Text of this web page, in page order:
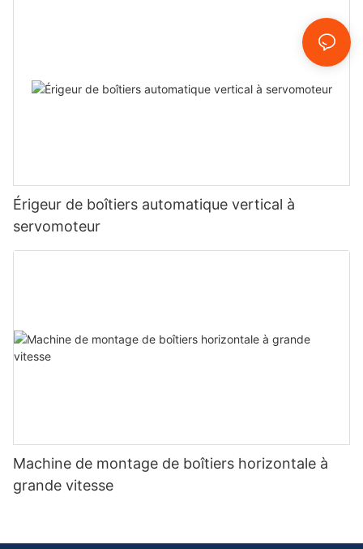
Érigeur de boîtiers automatique vertical à
servomoteur
Machine de montage de boîtiers horizontale à
grande vitesse